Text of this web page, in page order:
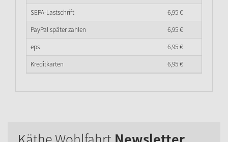
SEPA-Lastschrift
6,95€
PayPal später zahlen
6,95€
eps
6,95€
Kreditkarten
6,95€